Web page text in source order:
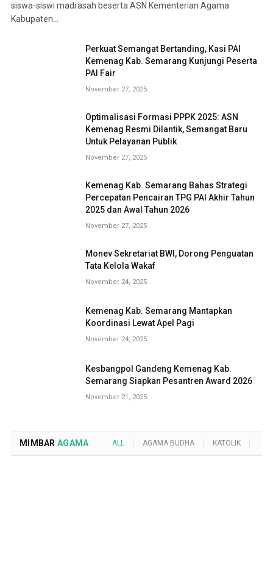
siswa-siswi madrasah beserta ASN Kementerian Agama
Kabupaten…
Perkuat Semangat Bertanding, Kasi PAI
Kemenag Kab. Semarang Kunjungi Peserta
PAI Fair
November 27, 2025
Optimalisasi Formasi PPPK 2025: ASN
Kemenag Resmi Dilantik, Semangat Baru
Untuk Pelayanan Publik
November 27, 2025
Kemenag Kab. Semarang Bahas Strategi
Percepatan Pencairan TPG PAI Akhir Tahun
2025 dan Awal Tahun 2026
November 27, 2025
Monev Sekretariat BWI, Dorong Penguatan
Tata Kelola Wakaf
November 24, 2025
Kemenag Kab. Semarang Mantapkan
Koordinasi Lewat Apel Pagi
November 24, 2025
Kesbangpol Gandeng Kemenag Kab.
Semarang Siapkan Pesantren Award 2026
November 21, 2025
MIMBAR AGAMA ALL AGAMA BUDHA KATOLIK